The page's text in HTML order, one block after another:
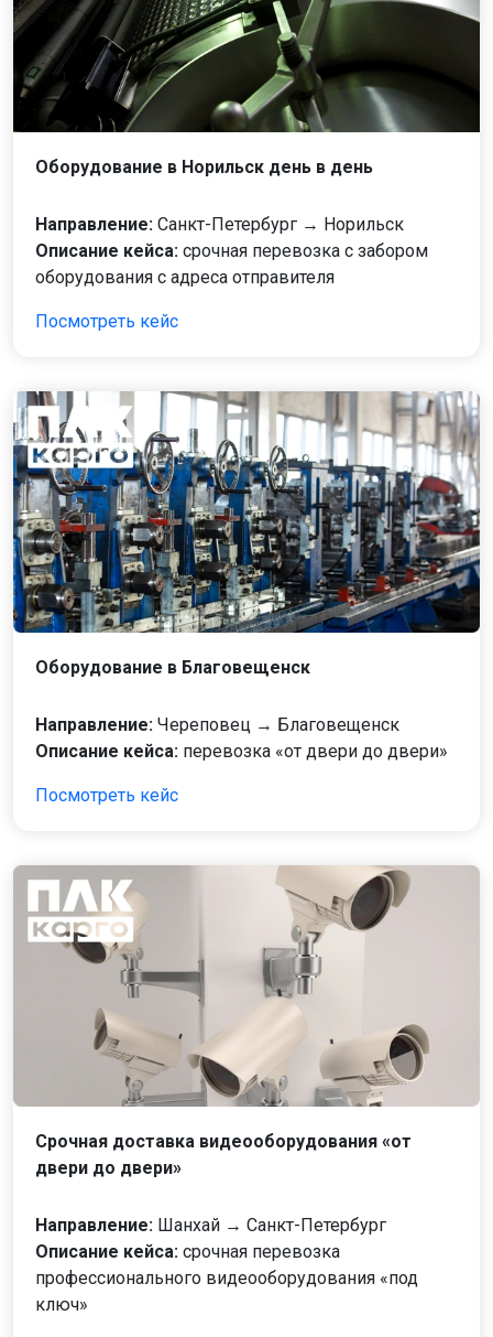
Оборудование в Норильск день в день
Направление: Санкт-Петербург → Норильск
Описание кейса: срочная перевозка с забором
оборудования с адреса отправителя
Посмотреть кейс
Оборудование в Благовещенск
Направление: Череповец → Благовещенск
Описание кейса: перевозка «от двери до двери»
Посмотреть кейс
Срочная доставка видеооборудования «от
двери до двери»
Направление: Шанхай → Санкт-Петербург
Описание кейса: срочная перевозка
профессионального видеооборудования «под
ключ»